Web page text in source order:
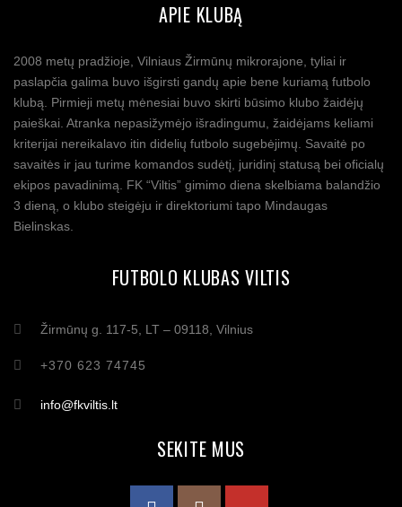
APIE KLUBĄ
2008 metų pradžioje, Vilniaus Žirmūnų mikrorajone, tyliai ir
paslapčia galima buvo išgirsti gandų apie bene kuriamą futbolo
klubą. Pirmieji metų mėnesiai buvo skirti būsimo klubo žaidėjų
paieškai. Atranka nepasižymėjo išradingumu, žaidėjams keliami
kriterijai nereikalavo itin didelių futbolo sugebėjimų. Savaitė po
savaitės ir jau turime komandos sudėtį, juridinį statusą bei oficialų
ekipos pavadinimą. FK “Viltis” gimimo diena skelbiama balandžio
3 dieną, o klubo steigėju ir direktoriumi tapo Mindaugas
Bielinskas.
FUTBOLO KLUBAS VILTIS
Žirmūnų g. 117-5, LT – 09118, Vilnius
+370 623 74745
info@fkviltis.lt
SEKITE MUS